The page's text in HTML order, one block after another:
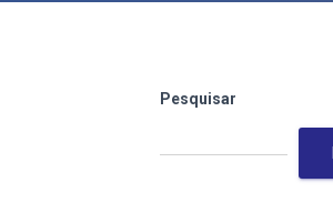
Pesquisar